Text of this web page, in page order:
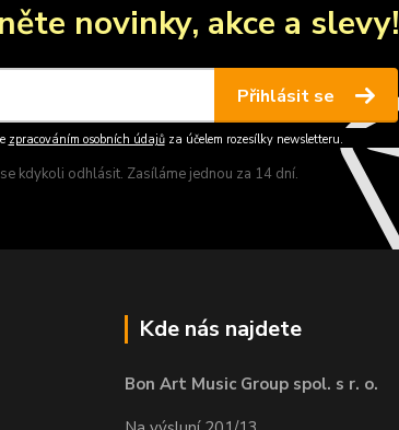
novinky, akce a slevy!
Přihlásit se
zpracováním osobních údajůza účelem rozesílky newsletteru.
kdykoli odhlásit. Zasíláme jednou za 14 dní.
Kde nás najdete
Bon Art Music Group spol. s r. o.